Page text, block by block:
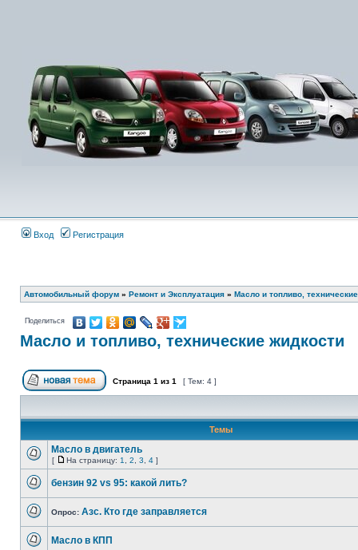
Вход Регистрация
Автомобильный форум » Ремонт и Эксплуатация » Масло и топливо,
Поделиться
Масло и топливо, технические жидкости
Страница 1 из 1 [ Тем: 4 ]
Темы
Масло в двигатель
[ На страницу: 1 2 3 4 ]
бензин 92 vs 95: какой лить?
Опрос: Азс. Кто где заправляется
Масло в КПП